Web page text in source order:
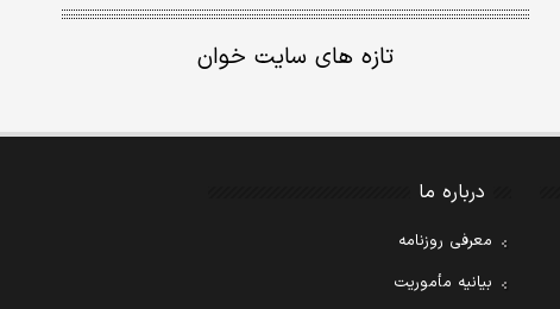
تازه های سایت خوان
درباره ما
معرفی روزنامه
بیانیه مأموریت